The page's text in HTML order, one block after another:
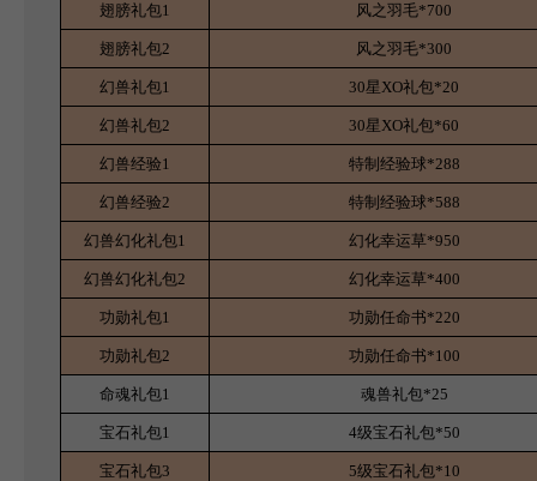
翅膀礼包1 风之羽毛*700
翅膀礼包2 风之羽毛*300
幻兽礼包1 30星XO礼包*20
幻兽礼包2 30星XO礼包*60
幻兽经验1 特制经验球*288
幻兽经验2 特制经验球*588
幻兽幻化礼包1 幻化幸运草*950
幻兽幻化礼包2 幻化幸运草*400
功勋礼包1 功勋任命书*220
功勋礼包2 功勋任命书*100
命魂礼包1 魂兽礼包*25
宝石礼包1 4级宝石礼包*50
宝石礼包3 5级宝石礼包*10